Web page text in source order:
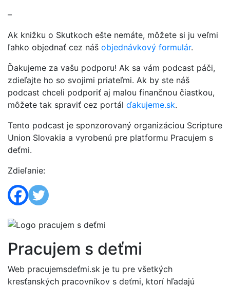
–
Ak knižku o Skutkoch ešte nemáte, môžete si ju veľmi
ľahko objednať cez náš objednávkový formulár.
Ďakujeme za vašu podporu! Ak sa vám podcast páči,
zdieľajte ho so svojimi priateľmi. Ak by ste náš
podcast chceli podporiť aj malou finančnou čiastkou,
môžete tak spraviť cez portál ďakujeme.sk.
Tento podcast je sponzorovaný organizáciou Scripture
Union Slovakia a vyrobenú pre platformu Pracujem s
deťmi.
Zdieľanie:
Pracujem s deťmi
Web pracujemsdeťmi.sk je tu pre všetkých
kresťanských pracovníkov s deťmi, ktorí hľadajú